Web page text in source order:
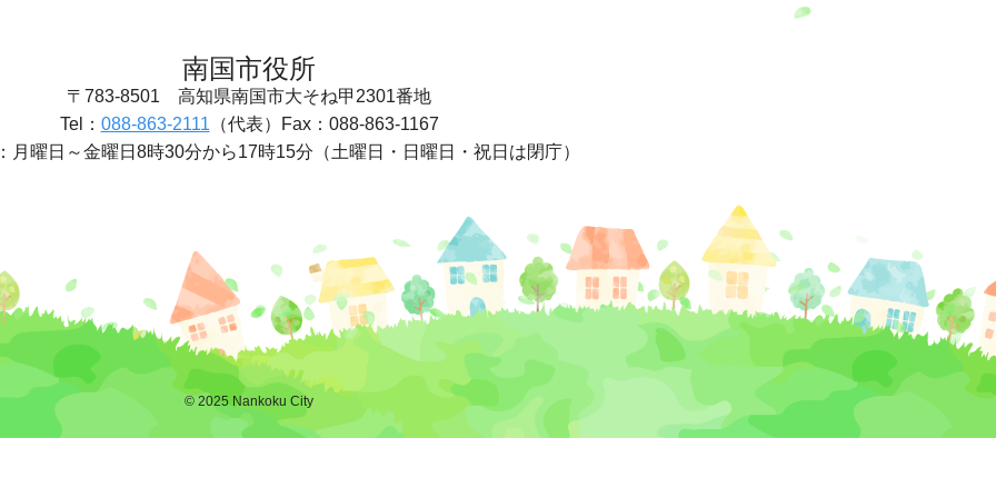
南国市役所
〒783-8501 高知県南国市大そね甲2301番地
Tel： 088-863-2111 （代表）
Fax：088-863-1167
月曜日～金曜日8時30分から17時15分 （土曜日・日曜日・祝日は閉庁）
© 2025 Nankoku City